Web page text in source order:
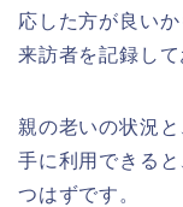
応した方が良いか
来訪者を記録して
親の老いの状況
手に利用できる
つはずです。